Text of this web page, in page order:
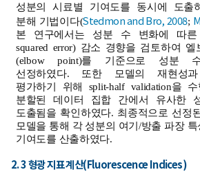
성분의 시료별 기여도를 동시에 도출
분해 기법이다(Stedmon and Bro, 2008;
본 연구에서는 성분 수 변화에 따른
squared error) 감소 경향을 검토하여 엘
(elbow point)를 기준으로 성분
선정하였다. 또한 모델의 재현성
평가하기 위해 split-half validation을 수
분할된 데이터 집합 간에서 유사한
도출됨을 확인하였다. 최종적으로 선정
모델을 통해 각 성분의 여기/방출 파장 특
기여도를 산출하였다.
2. 3 형광 지표 계산(Fluorescence Indices)